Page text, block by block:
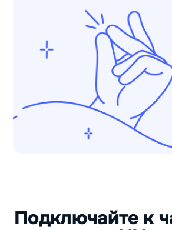
Подключайте к